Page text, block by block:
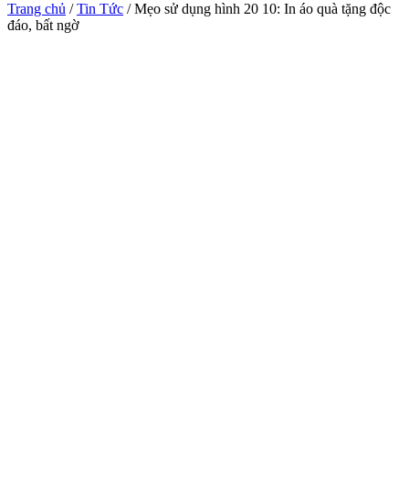
Trang chủ /Tin Tức / Mẹo sử dụng hình 20 10: In áo quà tặng độc
đáo, bất ngờ